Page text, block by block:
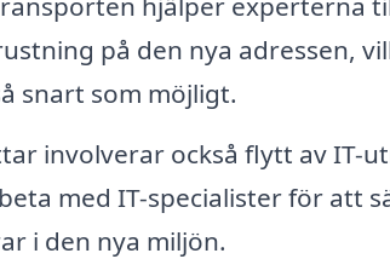
på den nya adressen,
snart som möjligt.
involverar också flytt av IT-
med IT-specialister för att
i den nya miljön.